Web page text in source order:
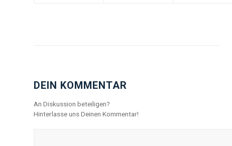
DEIN KOMMENTAR
An Diskussion beteiligen?
Hinterlasse uns Deinen Kommentar!